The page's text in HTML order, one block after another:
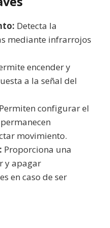
Detecta la
mediante infrarrojos
encender y
a la señal del
Permiten configurar el
movimiento.
Proporciona una
y apagar
en caso de ser